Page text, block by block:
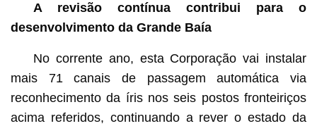
A revisão contínua contribui para o
desenvolvimento da Grande Baía
No corrente ano, esta Corporação vai instalar
mais 71 canais de passagem automática via
reconhecimento da íris nos seis postos fronteiriços
acima referidos, continuando a rever o estado da